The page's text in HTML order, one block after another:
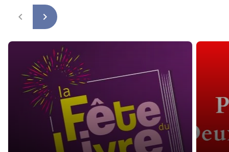
navigate_before navigate_next